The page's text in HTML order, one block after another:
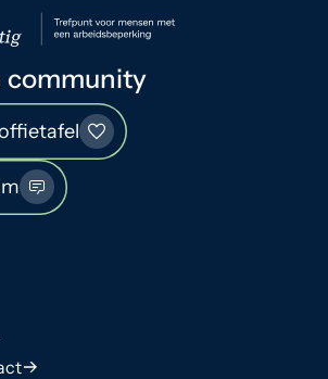
community